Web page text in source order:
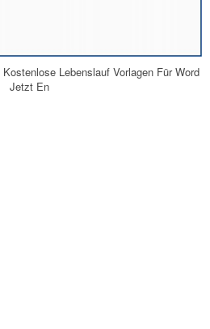
Lebenslauf Vorlagen Für Word
Jetzt En